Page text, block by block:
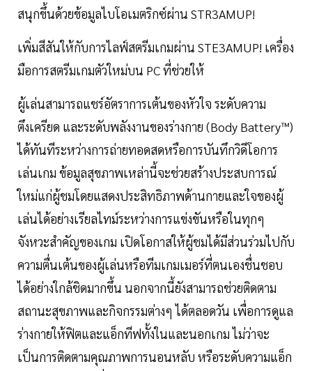
สนุกขึ้นด้วยข้อมูลไบโอเมตริกซ์ผ่าน STR3AMUP!
เพิ่มสีสันให้กับการไลฟ์สตรีมเกมผ่าน STE3AMUP! เครื่อง
มือการสตรีมเกมตัวใหม่บน PC ที่ช่วยให้
ผู้เล่นสามารถแชร์อัตราการเต้นของหัวใจ ระดับความ
ตึงเครียด และระดับพลังงานของร่างกาย (Body Battery™)
ได้ทันทีระหว่างการถ่ายทอดสดหรือการบันทึกวิดีโอการ
เล่นเกม ข้อมูลสุขภาพเหล่านี้จะช่วยสร้างประสบการณ์
ใหม่แก่ผู้ชมโดยแสดงประสิทธิภาพด้านกายและใจของผู้
เล่นได้อย่างเรียลไทม์ระหว่างการแข่งขันหรือในทุกๆ
จังหวะสำคัญของเกม เปิดโอกาสให้ผู้ชมได้มีส่วนร่วมไปกับ
ความตื่นเต้นของผู้เล่นหรือทีมเกมเมอร์ที่ตนเองชื่นชอบ
ได้อย่างใกล้ชิดมากขึ้น นอกจากนี้ยังสามารถช่วยติดตาม
สถานะสุขภาพและกิจกรรมต่างๆ ได้ตลอดวัน เพื่อการดูแล
ร่างกายให้ฟิตและแอ็กทีฟทั้งในและนอกเกม ไม่ว่าจะ
เป็นการติดตามคุณภาพการนอนหลับ หรือระดับความแอ็ก